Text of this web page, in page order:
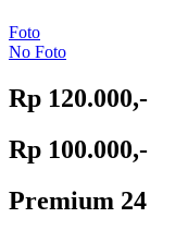
Foto
No Foto
Rp 120.000,-
Rp 100.000,-
Premium 24